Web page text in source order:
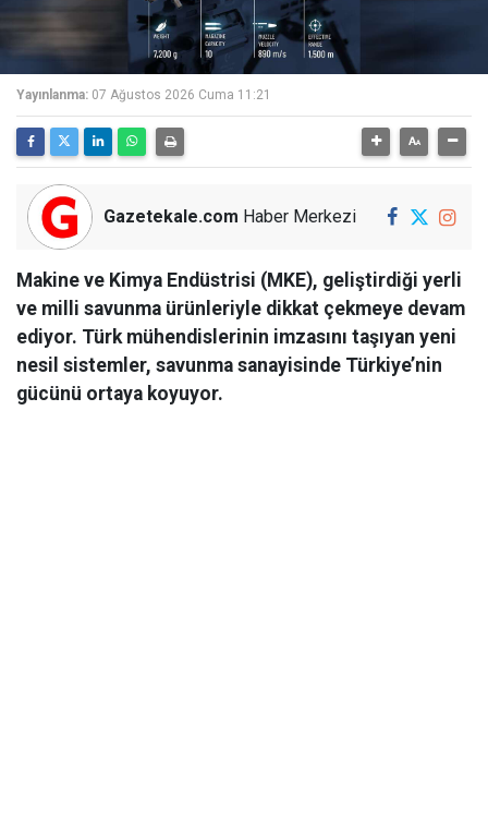
Yayınlanma: 07 Ağustos 2026 Cuma 11:21
Gazetekale.com Haber Merkezi
Makine ve Kimya Endüstrisi (MKE), geliştirdiği yerli
ve milli savunma ürünleriyle dikkat çekmeye devam
ediyor. Türk mühendislerinin imzasını taşıyan yeni
nesil sistemler, savunma sanayisinde Türkiye’nin
gücünü ortaya koyuyor.